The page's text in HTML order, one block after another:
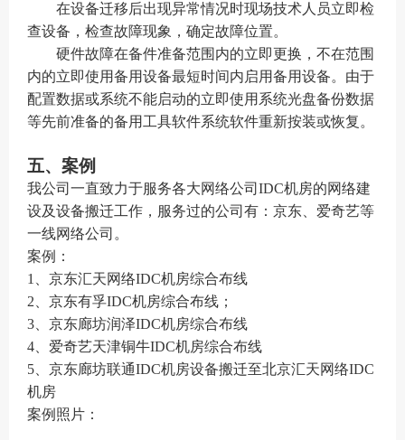
在设备迁移后出现异常情况时现场技术人员立即检
查设备，检查故障现象，确定故障位置。
硬件故障在备件准备范围内的立即更换，不在范围
内的立即使用备用设备最短时间内启用备用设备。由于
配置数据或系统不能启动的立即使用系统光盘备份数据
等先前准备的备用工具软件系统软件重新按装或恢复。
五、案例
我公司一直致力于服务各大网络公司 IDC机房的网络建
设及设备搬迁工作，服务过的公司有：京东、爱奇艺等
一线网络公司。
案例：
1
、京东汇天网络IDC机房综合布线
2 、京东有孚IDC机房综合布线；
3 、京东廊坊润泽IDC机房综合布线
4 、爱奇艺天津铜牛IDC机房综合布线
5 、京东廊坊联通IDC机房设备搬迁至北京汇天网络IDC
机房
案例照片：